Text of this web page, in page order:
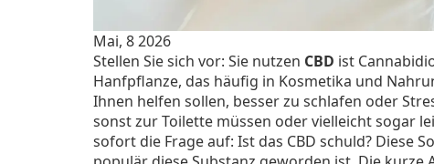
Mai, 8 2026
Stellen Sie sich vor: Sie nutzen CBD ist
Hanfpflanze, das häufig in Kosmetika und
Ihnen helfen sollen, besser zu schlafen oder
sonst zur Toilette müssen oder vielleicht sogar
sofort die Frage auf: Ist das CBD schuld? Diese